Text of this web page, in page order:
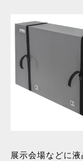
展示会場などに